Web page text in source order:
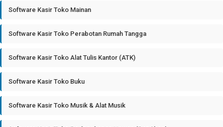
Software Kasir Toko Mainan
Software Kasir Toko Perabotan Rumah Tangga
Software Kasir Toko Alat Tulis Kantor (ATK)
Software Kasir Toko Buku
Software Kasir Toko Musik & Alat Musik